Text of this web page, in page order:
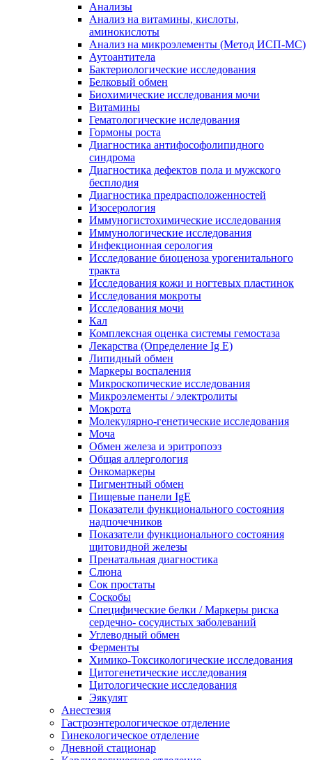
Анализы
Анализ на витамины, кислоты,
аминокислоты
Анализ на микроэлементы (Метод ИСП-МС)
Аутоантитела
Бактериологические исследования
Белковый обмен
Биохимические исследования мочи
Витамины
Гематологические иследования
Гормоны роста
Диагностика антифософолипидного
синдрома
Диагностика дефектов пола и мужского
бесплодия
Диагностика предрасположенностей
Изосерология
Иммуногистохимические исследования
Иммунологические исследования
Инфекционная серология
Исследование биоценоза урогенитального
тракта
Исследования кожи и ногтевых пластинок
Исследования мокроты
Исследования мочи
Кал
Комплексная оценка системы гемостаза
Лекарства (Определение Ig E)
Липидный обмен
Маркеры воспаления
Микроскопические исследования
Микроэлементы / электролиты
Мокрота
Молекулярно-генетические исследования
Моча
Обмен железа и эритропоэз
Общая аллергология
Онкомаркеры
Пигментный обмен
Пищевые панели IgE
Показатели функционального состояния
надпочечников
Показатели функционального состояния
щитовидной железы
Пренатальная диагностика
Слюна
Сок простаты
Соскобы
Специфические белки / Маркеры риска
сердечно- сосудистых заболеваний
Углеводный обмен
Ферменты
Химико-Токсикологические исследования
Цитогенетические исследования
Цитологические исследования
Эякулят
Анестезия
Гастроэнтерологическое отделение
Гинекологическое отделение
Дневной стационар